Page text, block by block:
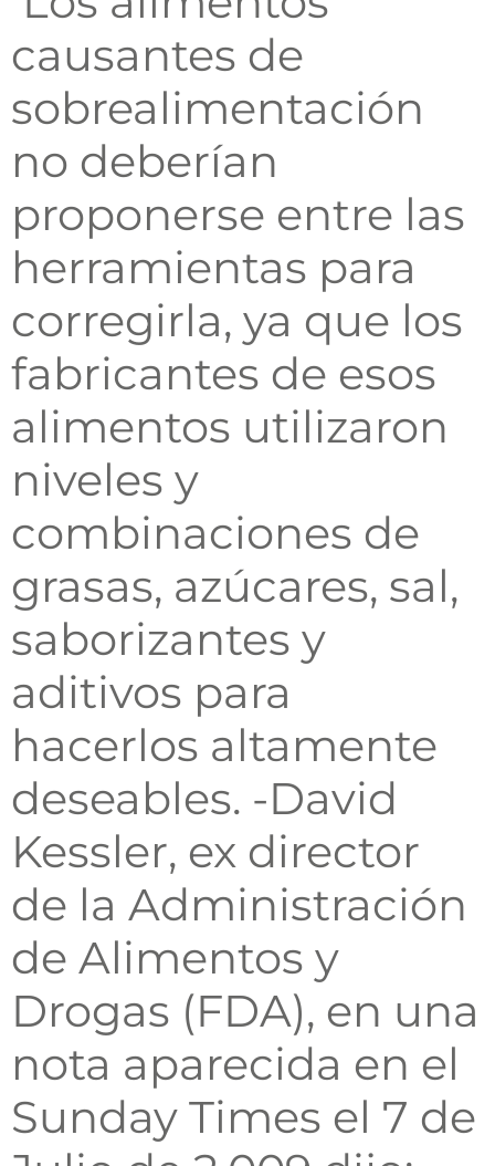
causantes de
sobrealimentación
no deberían
proponerse entre las
herramientas para
corregirla, ya que los
fabricantes de esos
alimentos utilizaron
niveles y
combinaciones de
grasas, azúcares, sal,
saborizantes y
aditivos para
hacerlos altamente
deseables. -David
Kessler, ex director
de la Administración
de Alimentos y
Drogas (FDA), en una
nota aparecida en el
Sunday Times el 7 de